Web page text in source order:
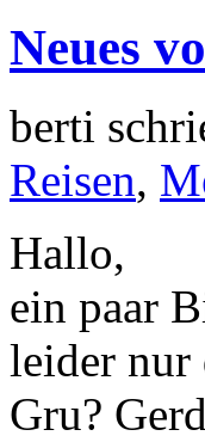
Neues
berti
Reisen,
Hallo,
ein paar
leider nur
Gru? Gerd